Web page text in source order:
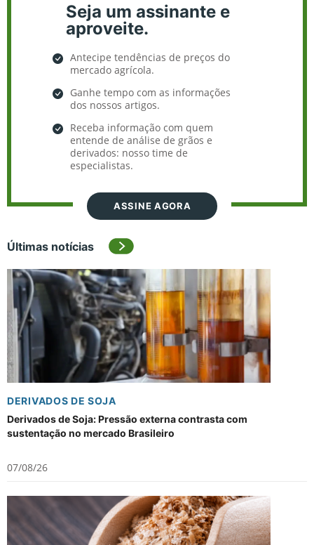
Seja um assinante e
aproveite.
Antecipe tendências de preços do
mercado agrícola.
Ganhe tempo com as informações
dos nossos artigos.
Receba informação com quem
entende de análise de grãos e
derivados: nosso time de
especialistas.
ASSINE AGORA
Últimas notícias
DERIVADOS DE SOJA
Derivados de Soja: Pressão externa contrasta com
sustentação no mercado Brasileiro
07/08/26